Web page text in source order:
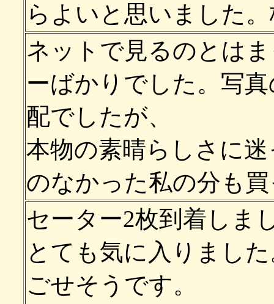
らよいと思いました
ネットで見るのとは
ーばかりでした。写
配でしたが、
本物の素晴らしさに
のなかった私の分も
セーター2枚到着しま
とても気に入りまし
ごせそうです。